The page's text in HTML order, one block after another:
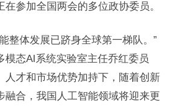
参加全国两会的多位政协委员。
整体发展已跻身全球第一梯队。”
模态AI系统实验室主任乔红委员
人才和市场优势加持下，随着创新
融合，我国人工智能领域将迎来更